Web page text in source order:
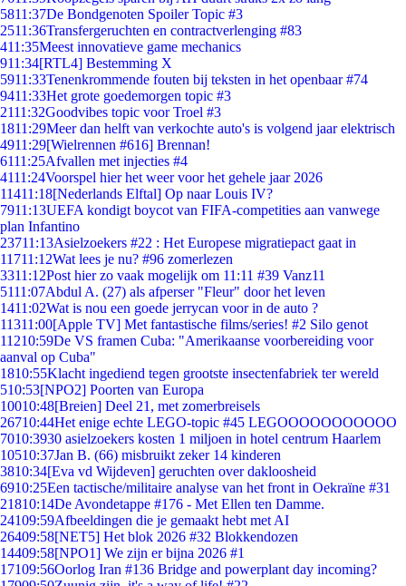
5811:37De Bondgenoten Spoiler Topic #3
2511:36Transfergeruchten en contractverlenging #83
411:35Meest innovatieve game mechanics
911:34[RTL4] Bestemming X
5911:33Tenenkrommende fouten bij teksten in het openbaar #74
9411:33Het grote goedemorgen topic #3
2111:32Goodvibes topic voor Troel #3
1811:29Meer dan helft van verkochte auto's is volgend jaar elektrisch
4911:29[Wielrennen #616] Brennan!
6111:25Afvallen met injecties #4
4111:24Voorspel hier het weer voor het gehele jaar 2026
11411:18[Nederlands Elftal] Op naar Louis IV?
7911:13UEFA kondigt boycot van FIFA-competities aan vanwege
plan Infantino
23711:13Asielzoekers #22 : Het Europese migratiepact gaat in
11711:12Wat lees je nu? #96 zomerlezen
3311:12Post hier zo vaak mogelijk om 11:11 #39 Vanz11
5111:07Abdul A. (27) als afperser "Fleur" door het leven
1411:02Wat is nou een goede jerrycan voor in de auto ?
11311:00[Apple TV] Met fantastische films/series! #2 Silo genot
11210:59De VS framen Cuba: "Amerikaanse voorbereiding voor
aanval op Cuba"
1810:55Klacht ingediend tegen grootste insectenfabriek ter wereld
510:53[NPO2] Poorten van Europa
10010:48[Breien] Deel 21, met zomerbreisels
26710:44Het enige echte LEGO-topic #45 LEGOOOOOOOOOOO
7010:3930 asielzoekers kosten 1 miljoen in hotel centrum Haarlem
10510:37Jan B. (66) misbruikt zeker 14 kinderen
3810:34[Eva vd Wijdeven] geruchten over dakloosheid
6910:25Een tactische/militaire analyse van het front in Oekraïne #31
21810:14De Avondetappe #176 - Met Ellen ten Damme.
24109:59Afbeeldingen die je gemaakt hebt met AI
26409:58[NET5] Het blok 2026 #32 Blokkendozen
14409:58[NPO1] We zijn er bijna 2026 #1
17109:56Oorlog Iran #136 Bridge and powerplant day incoming?